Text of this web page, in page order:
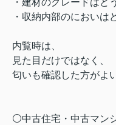
・建材のグレードはど
・収納内部のにおいは
内覧時は、
見た目だけではなく、
匂いも確認した方がよ
⚪️中古住宅・中古マン